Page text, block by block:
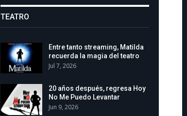
TEATRO
Entre tanto streaming, Matilda
recuerda la magia del teatro
Jul 7, 2026
20 años después, regresa Hoy
No Me Puedo Levantar
Jun 9, 2026